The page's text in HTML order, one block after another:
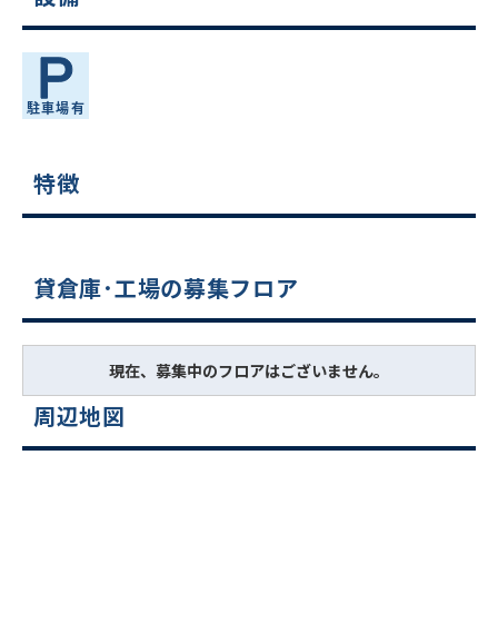
特徴
貸倉庫･工場の募集フロア
現在、募集中のフロアはございません。
周辺地図